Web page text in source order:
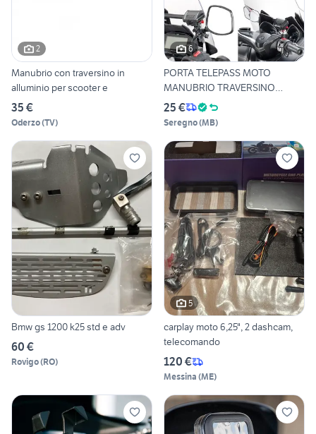
2
Manubrio con traversino in
alluminio per scooter e
35 €
Oderzo(TV)
6
PORTA TELEPASS MOTO
MANUBRIO TRAVERSINO
SPECCHIETT
25 €
Seregno(MB)
Bmw gs 1200 k25 std e adv
60 €
Rovigo(RO)
5
carplay moto 6,25", 2 dashcam,
telecomando
120 €
Messina (ME)